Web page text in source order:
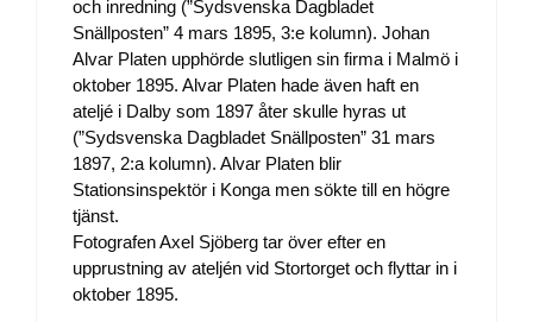
och inredning (”Sydsvenska Dagbladet
Snällposten” 4 mars 1895, 3:e kolumn). Johan
Alvar Platen upphörde slutligen sin firma i Malmö i
oktober 1895. Alvar Platen hade även haft en
ateljé i Dalby som 1897 åter skulle hyras ut
(”Sydsvenska Dagbladet Snällposten” 31 mars
1897, 2:a kolumn). Alvar Platen blir
Stationsinspektör i Konga men sökte till en högre
tjänst.
Fotografen Axel Sjöberg tar över efter en
upprustning av ateljén vid Stortorget och flyttar in i
oktober 1895.